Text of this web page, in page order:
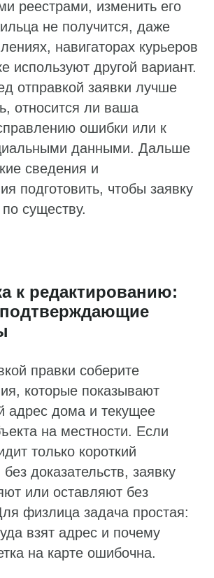
реестрами, изменить его
не получится, даже
навигаторах курьеров
используют другой вариант.
отправкой заявки лучше
относится ли ваша
ошибки или к
данными. Дальше
сведения и
подготовить, чтобы заявку
существу.
к редактированию:
правки соберите
которые показывают
адрес дома и текущее
на местности. Если
только короткий
доказательств, заявку
или оставляют без
физлица задача простая:
взят адрес и почему
на карте ошибочна.
ваши вопросы
даете согласие на обработку
конфиденциальности